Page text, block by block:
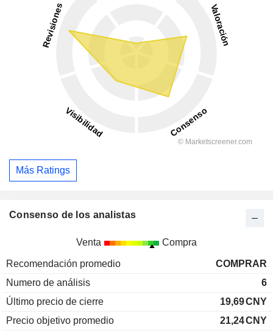
Más Ratings
Consenso de los analistas
Venta Compra
Recomendación promedio
COMPRAR
Numero de análisis
6
Último precio de cierre
19,69CNY
Precio objetivo promedio
21,24CNY